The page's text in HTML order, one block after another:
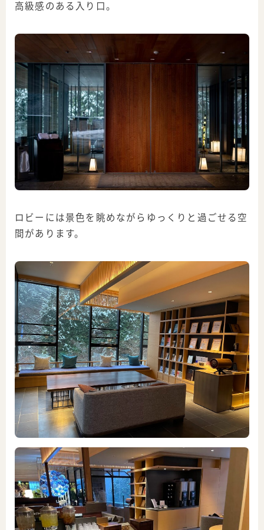
高級感のある入り口。
ロビーには景色を眺めながらゆっくりと過ごせる空
間があります。